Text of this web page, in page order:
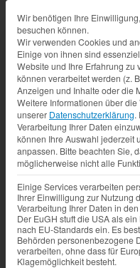
Datenschutz-
Wir benötigen Ihre
besuchen können.
Wir verwenden Cookies und
Einige von ihnen sind
Website und Ihre Erfahrung zu
können verarbeitet werden (z.
Anzeigen und Inhalte oder die
Weitere Informationen über
unserer Datenschutzerklärung.
Verarbeitung Ihrer Daten
können Ihre Auswahl jederzeit
anpassen. Bitte beachten Sie,
möglicherweise nicht alle
Einige Services verarbeiten
Ihrer Einwilligung zur Nutzung
Verarbeitung Ihrer Daten in
Der EuGH stuft die USA als
nach EU-Standards ein. Es
Behörden personenbezogene
verarbeiten, ohne dass für
Klagemöglichkeit besteht.